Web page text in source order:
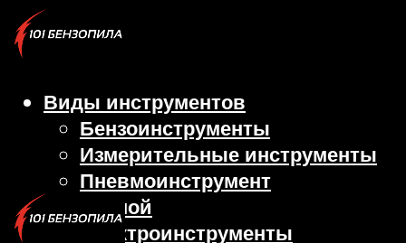
Виды инструментов
Бензоинструменты
Измерительные инструменты
Пневмоинструмент
Ручной
Электроинструменты